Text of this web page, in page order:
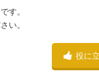
す。
い。
役に